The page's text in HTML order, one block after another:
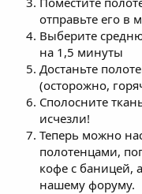
отправьте его в
Выберите
на 1,5 минуты
Достаньте
(осторожно,
Сполосните
исчезли!
Теперь можно
полотенцами,
кофе с баницей,
нашему форуму.